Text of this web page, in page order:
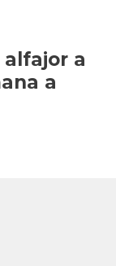
a
a